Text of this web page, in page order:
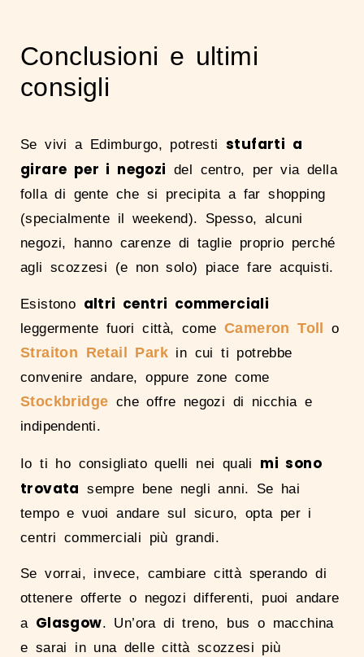
Conclusioni e ultimi
consigli
Se vivi a Edimburgo, potresti stufarti a
girare per i negozi del centro, per via della
folla di gente che si precipita a far shopping
(specialmente il weekend). Spesso, alcuni
negozi, hanno carenze di taglie proprio perché
agli scozzesi (e non solo) piace fare acquisti.
Esistono altri centri commerciali
leggermente fuori città, come Cameron Toll o
Straiton Retail Park in cui ti potrebbe
convenire andare, oppure zone come
Stockbridge che offre negozi di nicchia e
indipendenti.
Io ti ho consigliato quelli nei quali mi sono
trovata sempre bene negli anni. Se hai
tempo e vuoi andare sul sicuro, opta per i
centri commerciali più grandi.
Se vorrai, invece, cambiare città sperando di
ottenere offerte o negozi differenti, puoi andare
a Glasgow. Un’ora di treno, bus o macchina
e sarai in una delle città scozzesi più